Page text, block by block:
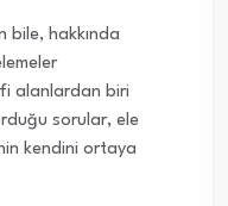
bile, hakkında
alanlardan biri
sorular, ele
kendini ortaya